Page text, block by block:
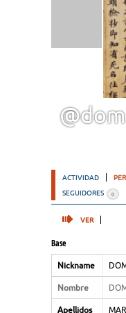
ACTIVIDAD
SEGUIDORES 0
VER
Base
Nickname
Nombre
Apellidos